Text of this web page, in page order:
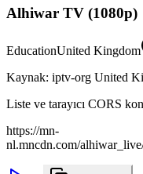
Alhiwar TV (1080p)
EducationUnited Kingdom
Kaynak: iptv-org United
Liste ve tarayıcı CORS
https://mn-
nl.mncdn.com/